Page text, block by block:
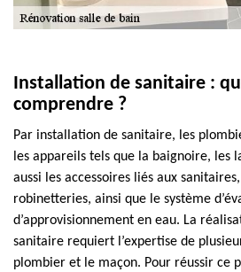
Installation de sanitaire :
comprendre ?
Par installation de sanitaire, les
les appareils tels que la baignoire, les
aussi les accessoires liés aux
robinetteries, ainsi que le système
d’approvisionnement en eau. La
sanitaire requiert l’expertise de
plombier et le maçon. Pour réussir ce